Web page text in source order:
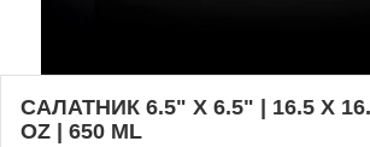
САЛАТНИК 6.5" X 6.5" | 16.5 X
OZ | 650 ML